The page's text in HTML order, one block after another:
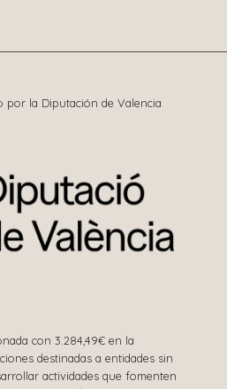
por la Diputación de Valencia
con 3.284,49€ en la
destinadas a entidades sin
actividades que fomenten